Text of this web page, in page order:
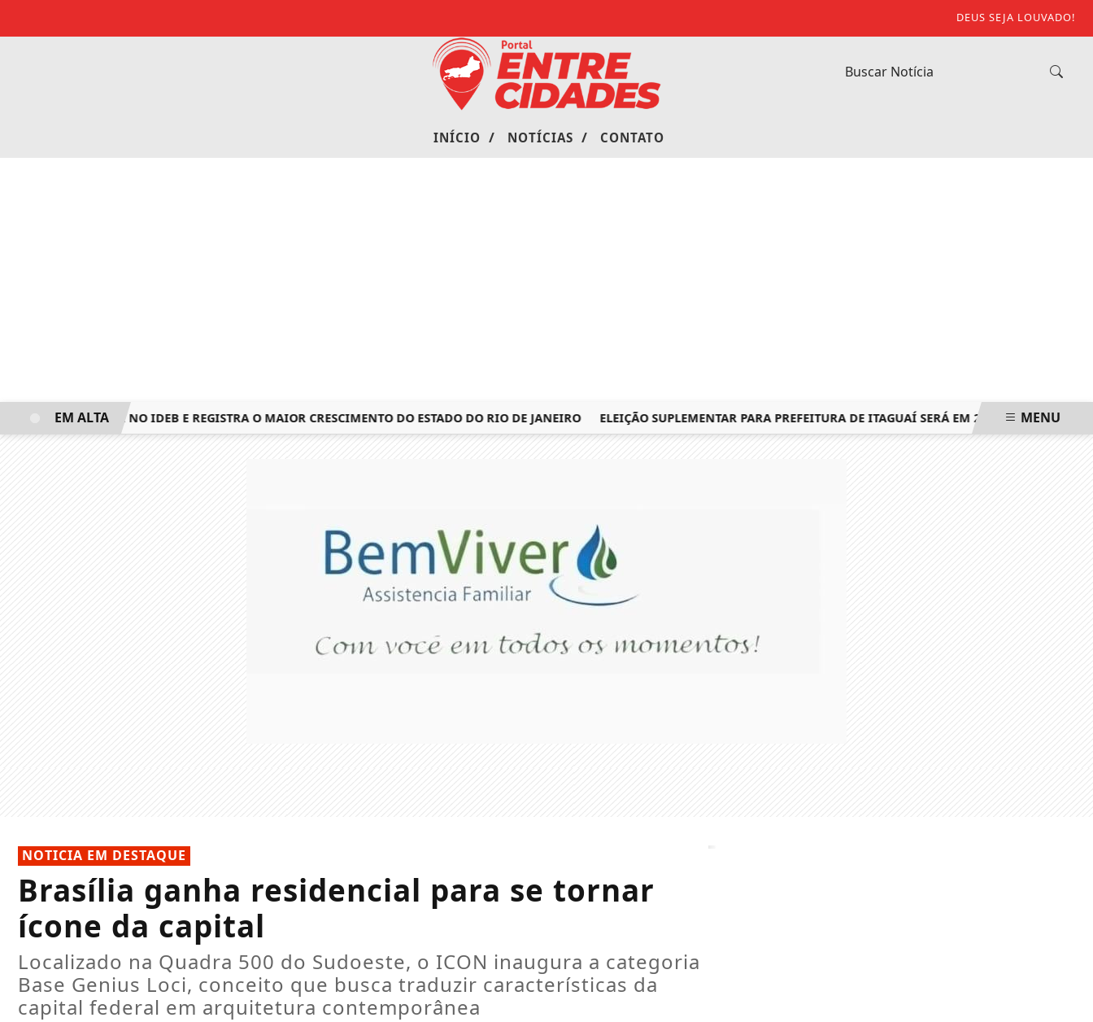
DEUS SEJA LOUVADO!
INÍCIO / NOTÍCIAS / CONTATO
3º LUGAR NO IDEB E REGISTRA O MAIOR CRESCIMENTO DO ESTADO DO RIO DE JANEIRO ELEIÇÃO SUPLEMENTAR PARA PREFEITURA DE ITAGUAÍ SERÁ EM 25 DE OUTUBRO,
EM ALTA MENU
NOTICIA EM DESTAQUE
Brasília ganha residencial para se tornar
ícone da capital
Localizado na Quadra 500 do Sudoeste, o ICON inaugura a categoria
Base Genius Loci, conceito que busca traduzir características da
capital federal em arquitetura contemporânea